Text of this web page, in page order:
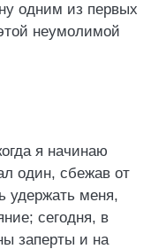
одним из первых
неумолимой
я начинаю
один, сбежав от
удержать меня,
сегодня, в
заперты и на